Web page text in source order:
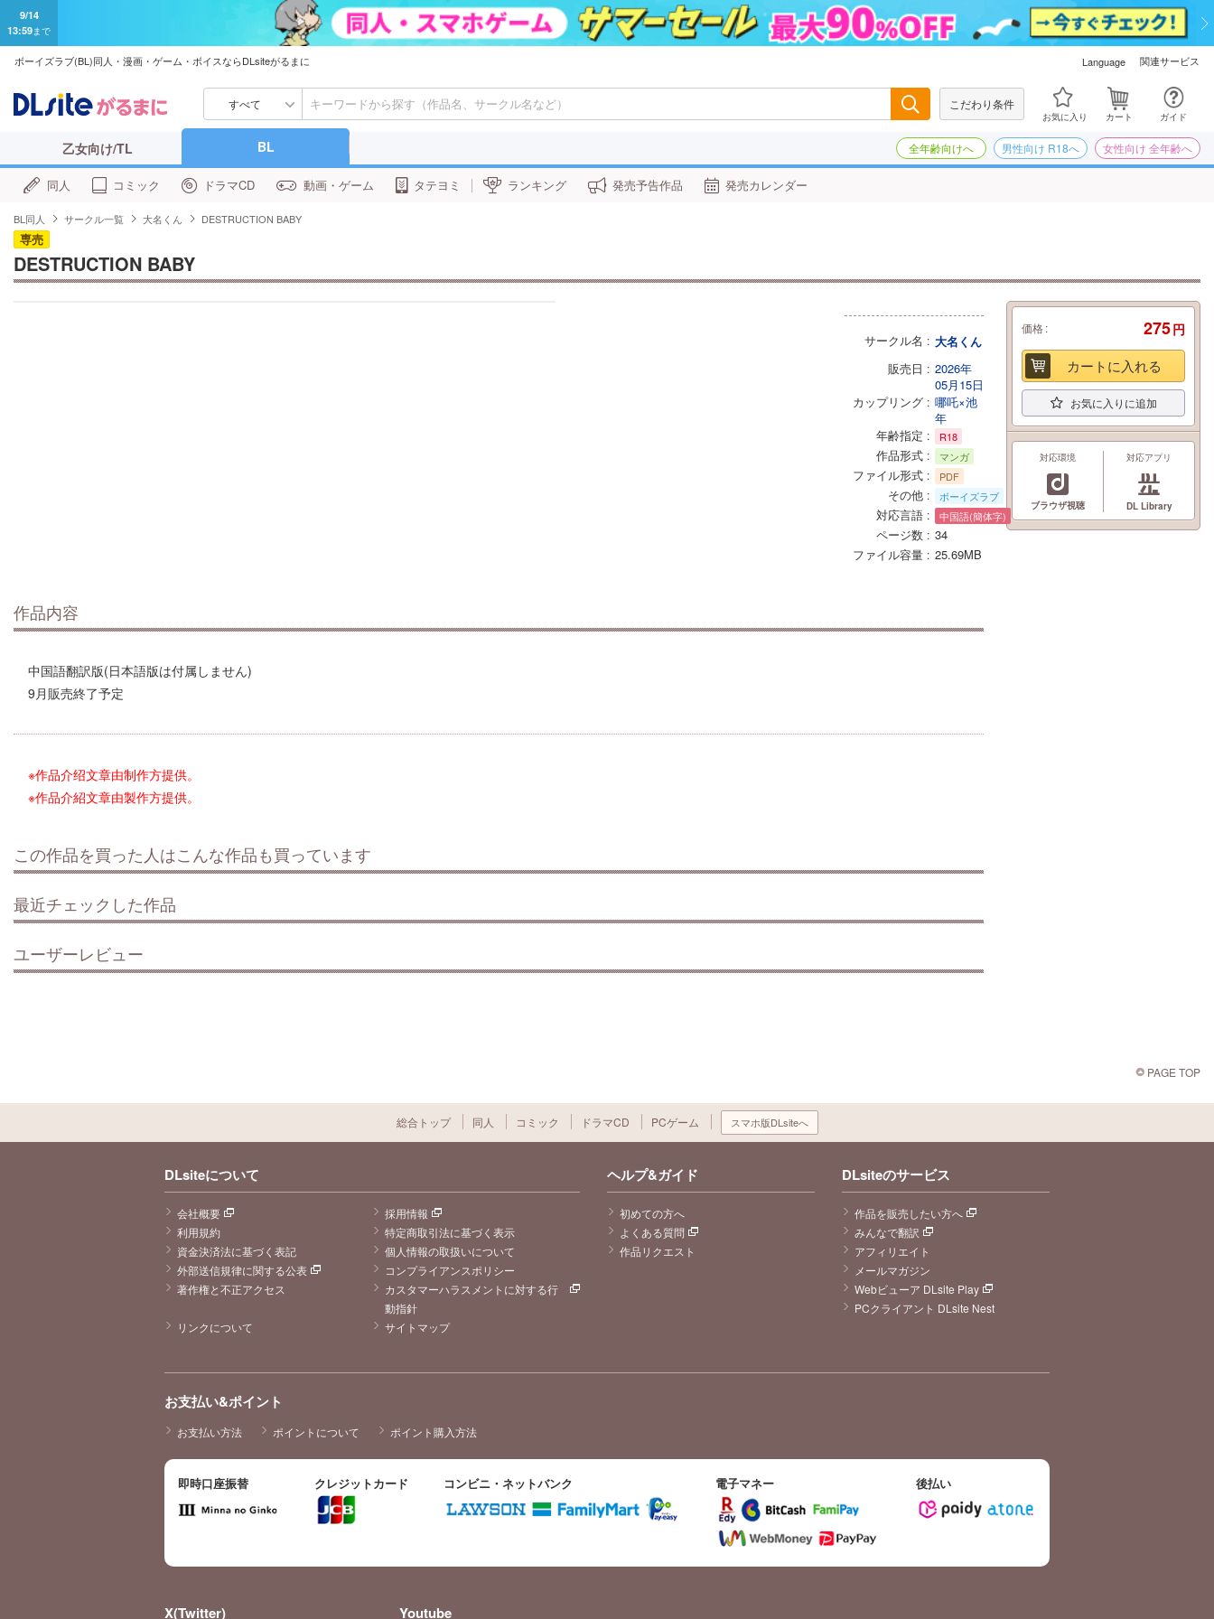
9/14
13:59まで
ボーイズラブ(BL)同人・漫画・ゲーム・ボイスならDLsiteがるまに Language 関連サービス
すべて こだわり条件
お気に入り カート ガイド
乙女向け/TL BL 全年齢向けへ 男性向け R18へ 女性向け 全年齢へ
同人 コミック ドラマCD 動画・ゲーム タテヨミ ランキング 発売予告作品 発売カレンダー
BL同人 サークル一覧 大名くん DESTRUCTION BABY
専売
DESTRUCTION BABY
サークル名
大名くん
販売日
2026年
05月15日
カップリング
哪吒×池
年
年齢指定
R18
作品形式 マンガ
ファイル形式 PDF
その他 ボーイズラブ
対応言語 中国語(簡体字)
ページ数
34
ファイル容量
25.69MB
作品内容
中国語翻訳版(日本語版は付属しません)
9月販売終了予定
※作品介绍文章由制作方提供。
※作品介紹文章由製作方提供。
この作品を買った人はこんな作品も買っています
最近チェックした作品
ユーザーレビュー
価格 275円
カートに入れる
お気に入りに追加
対応環境
ブラウザ視聴
対応アプリ
DL Library
PAGE TOP
総合トップ 同人 コミック ドラマCD PCゲーム スマホ版DLsiteへ
DLsiteについて
会社概要
採用情報
利用規約
特定商取引法に基づく表示
資金決済法に基づく表記
個人情報の取扱いについて
外部送信規律に関する公表
コンプライアンスポリシー
著作権と不正アクセス
カスタマーハラスメントに対する行
動指針
リンクについて
サイトマップ
ヘルプ&ガイド
初めての方へ
よくある質問
作品リクエスト
DLsiteのサービス
作品を販売したい方へ
みんなで翻訳
アフィリエイト
メールマガジン
Webビューア DLsite Play
PCクライアント DLsite Nest
お支払い&ポイント
お支払い方法 ポイントについて ポイント購入方法
即時口座振替 クレジットカード コンビニ・ネットバンク 電子マネー 後払い
X(Twitter) Youtube